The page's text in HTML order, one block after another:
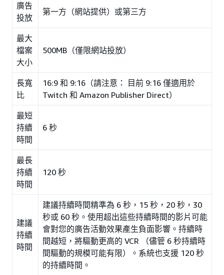
廣告
投放
第一方（網站提供）或第三方
最大
檔案
大小
500MB（僅限網站投放）
長寬
比
16:9 和 9:16（請注意： 目前 9:16 僅適用於
Twitch 和 Amazon Publisher Direct）
最短
持續
時間
6 秒
最長
持續
時間
120 秒
建議
持續
時間
建議持續時間精準為 6 秒，15 秒，20 秒，30
秒或 60 秒。使用超出這些持續時間的影片可能
會對您的廣告活動效果產生負面影響。持續時
間越短，將驅動更高的 VCR （儘管 6 秒持續時
間驅動的規模可能有限）。系統也支援 120 秒
的持續時間。